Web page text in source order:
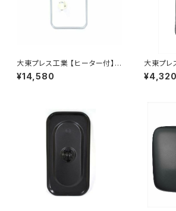
大東プレス工業 【ヒーター付】
サイドミラー/バックミラー トレ
¥14,580
大東プ
70 サイ
L012
¥4,320